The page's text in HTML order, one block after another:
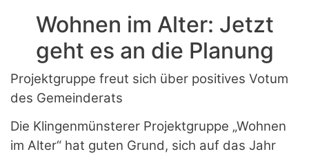
Wohnen im Alter: Jetzt
geht es an die Planung
Projektgruppe freut sich über positives Votum
des Gemeinderats
Die Klingenmünsterer Projektgruppe „Wohnen
im Alter“ hat guten Grund, sich auf das Jahr